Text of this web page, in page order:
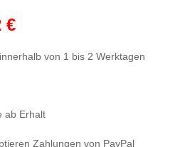
€
von 1 bis 2 Werktagen
ab Erhalt
Zahlungen von PayPal